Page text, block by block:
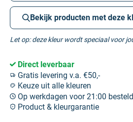
Bekijk producten met deze
Let op: deze kleur wordt speciaal voor
Direct leverbaar
Gratis levering v.a. €50,-
Keuze uit alle kleuren
Op werkdagen voor 21:00
Product & kleurgarantie